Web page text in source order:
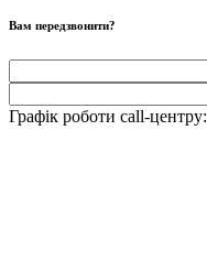
Вам передзвонити?
Графік роботи call-центру: